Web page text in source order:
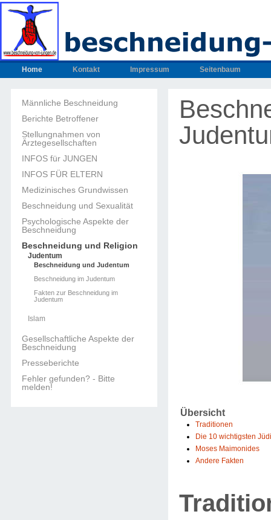
Home Kontakt Impressum Seitenbaum
Männliche Beschneidung
Berichte Betroffener
Stellungnahmen von
Ärztegesellschaften
INFOS für JUNGEN
INFOS FÜR ELTERN
Medizinisches Grundwissen
Beschneidung und Sexualität
Psychologische Aspekte der
Beschneidung
Beschneidung und Religion
Judentum
Beschneidung und Judentum
Beschneidung im Judentum
Fakten zur Beschneidung im
Judentum
Islam
Gesellschaftliche Aspekte der
Beschneidung
Presseberichte
Fehler gefunden? - Bitte
melden!
Übersicht
Traditionen
Die 10 wichtigsten
Moses Maimonides
Andere Fakten